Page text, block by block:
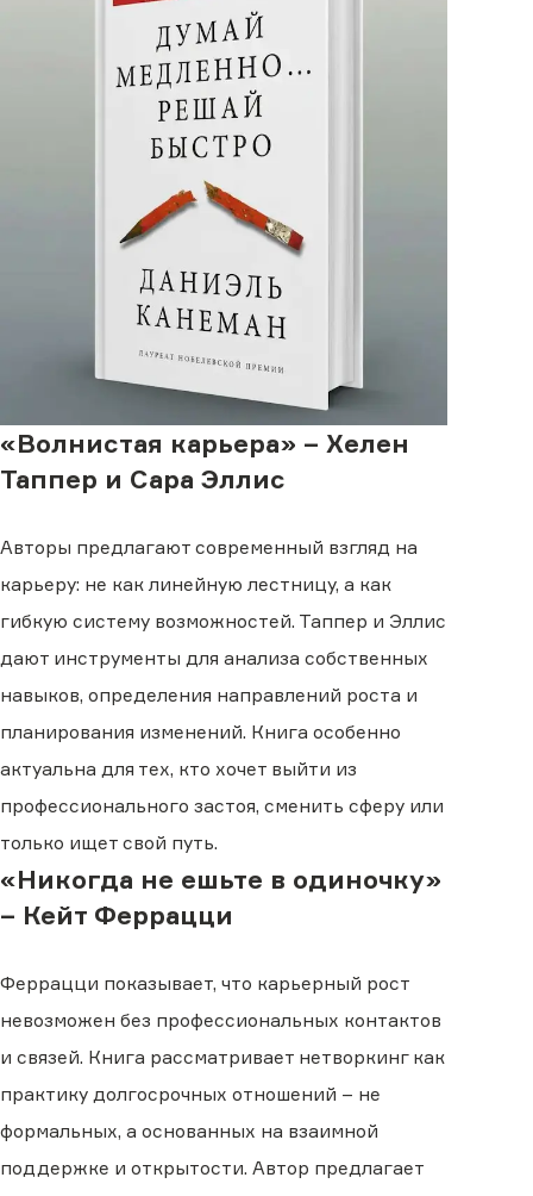
«Волнистая карьера» – Хелен
Таппер и Сара Эллис
Авторы предлагают современный взгляд на
карьеру: не как линейную лестницу, а как
гибкую систему возможностей. Таппер и Эллис
дают инструменты для анализа собственных
навыков, определения направлений роста и
планирования изменений. Книга особенно
актуальна для тех, кто хочет выйти из
профессионального застоя, сменить сферу или
только ищет свой путь.
«Никогда не ешьте в одиночку»
– Кейт Феррацци
Феррацци показывает, что карьерный рост
невозможен без профессиональных контактов
и связей. Книга рассматривает нетворкинг как
практику долгосрочных отношений – не
формальных, а основанных на взаимной
поддержке и открытости. Автор предлагает